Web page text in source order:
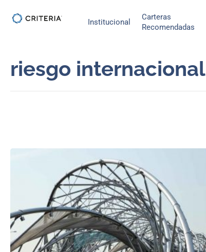
Institucional
Carteras
Recomendadas
riesgo internacional